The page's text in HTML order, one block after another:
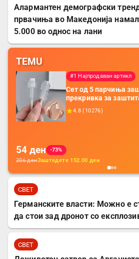
Алармантен демографски
првачиња во Македонија
5.000 во однос на лани
TEMU
#1 Најпродаван артикл
Сет од 5 парчиња
прекривка за
додатоци за заштита
батерија, за
4.8 ( 10276)
54 ден
-73%
206денЗаштедете 152.00 ден
СВЕТ
Германските власти: Можно е
да стои зад дронот со
СВЕТ